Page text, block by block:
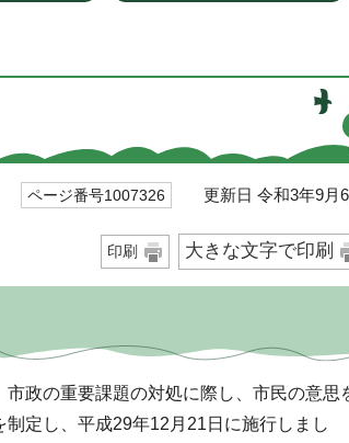
ページ番号1007326 更新日 令和3年9月
印刷 大きな文字で印刷
政の重要課題の対処に際し、市民の意思
定し、平成29年12月21日に施行しまし